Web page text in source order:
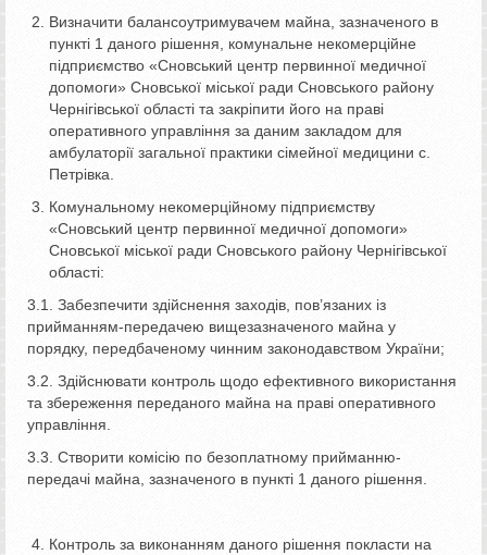
Визначити балансоутримувачем майна, зазначеного в
пункті 1 даного рішення, комунальне некомерційне
підприємство «Сновський центр первинної медичної
допомоги» Сновської міської ради Сновського району
Чернігівської області та закріпити його на праві
оперативного управління за даним закладом для
амбулаторії загальної практики сімейної медицини с.
Петрівка.
Комунальному некомерційному підприємству
«Сновський центр первинної медичної допомоги»
Сновської міської ради Сновського району Чернігівської
області:
3.1. Забезпечити здійснення заходів, пов’язаних із
прийманням-передачею вищезазначеного майна у
порядку, передбаченому чинним законодавством України;
3.2. Здійснювати контроль щодо ефективного використання
та збереження переданого майна на праві оперативного
управління.
3.3. Створити комісію по безоплатному прийманню-
передачі майна, зазначеного в пункті 1 даного рішення.
Контроль за виконанням даного рішення покласти на